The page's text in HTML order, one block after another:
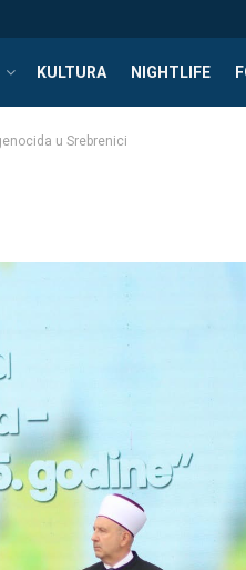
KULTURA NIGHTLIFE
u Srebrenici